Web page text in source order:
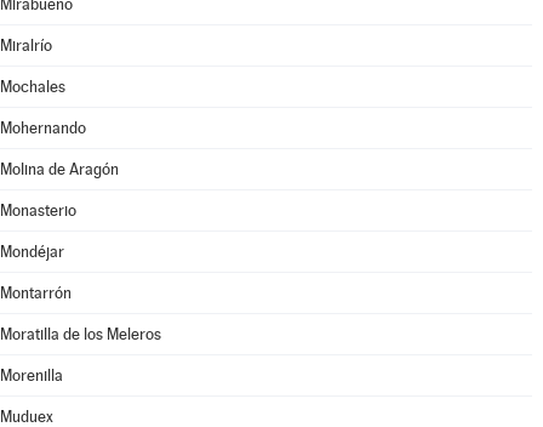
Mirabueno
Miralrío
Mochales
Mohernando
Molina de Aragón
Monasterio
Mondéjar
Montarrón
Moratilla de los Meleros
Morenilla
Muduex